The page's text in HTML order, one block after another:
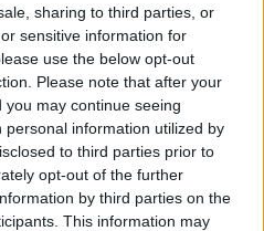
sharing to third parties, or
sensitive information for
use the below opt-out
Please note that after your
may continue seeing
information utilized by
to third parties prior to
opt-out of the further
by third parties on the
This information may
startups:
Βόρεια